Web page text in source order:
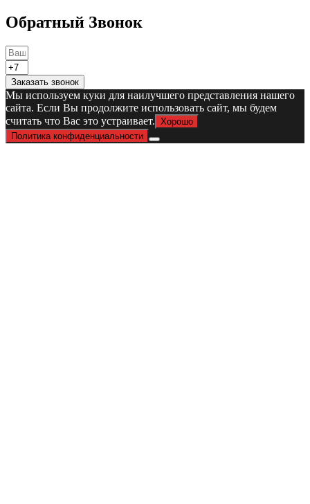
Обратный Звонок
Заказать звонок
Мы используем куки для наилучшего представления нашего
сайта. Если Вы продолжите использовать сайт, мы будем
считать что Вас это устраивает. Хорошо
Политика конфиденциальности